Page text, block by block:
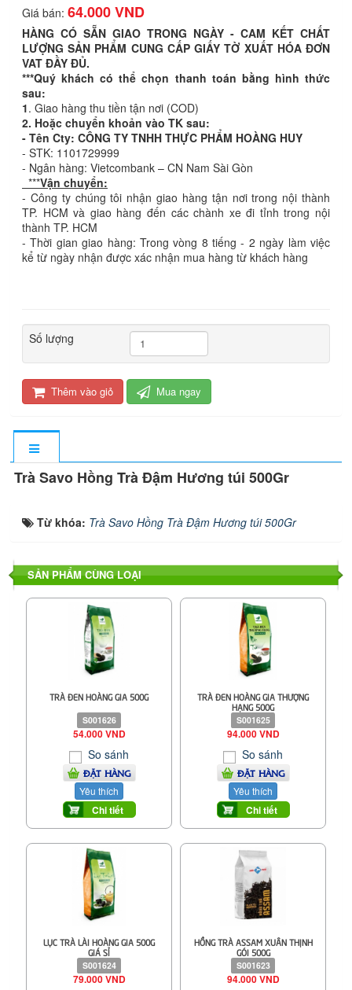
Giá bán: 64.000 VND
HÀNG CÓ SẴN GIAO TRONG NGÀY - CAM KẾT CHẤT
LƯỢNG SẢN PHẨM CUNG CẤP GIẤY TỜ XUẤT HÓA ĐƠN
VAT ĐẦY ĐỦ.
***Quý khách có thể chọn thanh toán bằng hình thức
sau:
1. Giao hàng thu tiền tận nơi (COD)
2. Hoặc chuyển khoản vào TK sau:
- Tên Cty: CÔNG TY TNHH THỰC PHẨM HOÀNG HUY
- STK: 1101729999
- Ngân hàng: Vietcombank – CN Nam Sài Gòn
***Vận chuyển:
- Công ty chúng tôi nhận giao hàng tận nơi trong nội thành
TP. HCM và giao hàng đến các chành xe đi tỉnh trong nội
thành TP. HCM
- Thời gian giao hàng: Trong vòng 8 tiếng - 2 ngày làm việc
kể từ ngày nhận được xác nhận mua hàng từ khách hàng
Số lượng
Thêm vào giỏ Mua ngay
Trà Savo Hồng Trà Đậm Hương túi 500Gr
Từ khóa: Trà Savo Hồng Trà Đậm Hương túi 500Gr
SẢN PHẨM CÙNG LOẠI
TRÀ ĐEN HOÀNG GIA 500G
S001626
54.000 VND
So sánh
ĐẶT HÀNG
Yêu thích
Chi tiết
TRÀ ĐEN HOÀNG GIA THƯỢNG
HẠNG 500G
S001625
94.000 VND
So sánh
ĐẶT HÀNG
Yêu thích
Chi tiết
LỤC TRÀ LÀI HOÀNG GIA 500G
GIÁ SỈ
S001624
79.000 VND
HỒNG TRÀ ASSAM XUÂN THỊNH
GÓI 500G
S001623
94.000 VND